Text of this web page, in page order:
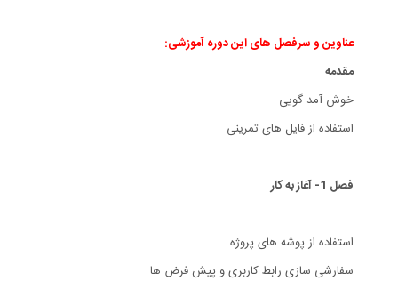
عناوین و سرفصل های این دوره آموزشی:
مقدمه
خوش آمد گویی
استفاده از فایل های تمرینی
فصل 1- آغاز به کار
استفاده از پوشه های پروژه
سفارشی سازی رابط کاربری و پیش فرض ها